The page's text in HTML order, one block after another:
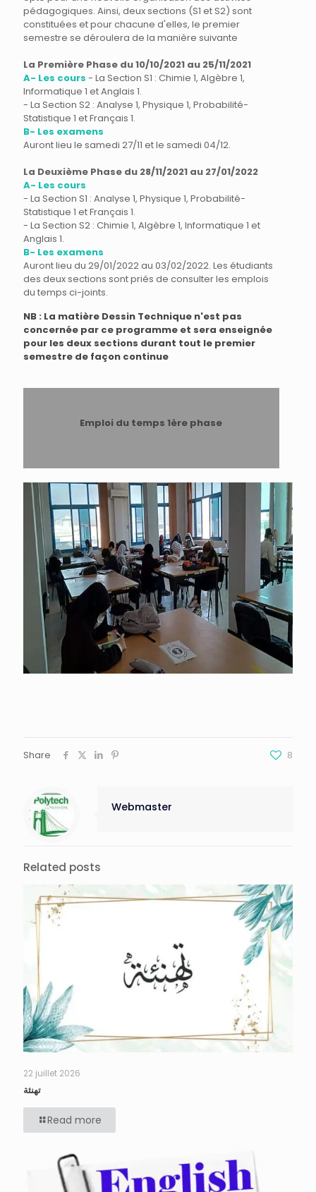
pédagogiques. Ainsi, deux sections (S1 et S2) sont
constituées et pour chacune d'elles, le premier
semestre se déroulera de la manière suivante
La Première Phase du 10/10/2021 au 25/11/2021
A- Les cours - La Section S1 : Chimie 1, Algèbre 1,
Informatique 1 et Anglais 1.
- La Section S2 : Analyse 1, Physique 1, Probabilité-
Statistique 1 et Français 1.
B- Les examens
Auront lieu le samedi 27/11 et le samedi 04/12.
La Deuxième Phase du 28/11/2021 au 27/01/2022
A- Les cours
- La Section S1 : Analyse 1, Physique 1, Probabilité-
Statistique 1 et Français 1.
- La Section S2 : Chimie 1, Algèbre 1, Informatique 1 et
Anglais 1.
B- Les examens
Auront lieu du 29/01/2022 au 03/02/2022. Les étudiants
des deux sections sont priés de consulter les emplois
du temps ci-joints.
NB : La matière Dessin Technique n'est pas
concernée par ce programme et sera enseignée
pour les deux sections durant tout le premier
semestre de façon continue
Emploi du temps 1ère phase
Share 8
Webmaster
Related posts
22 juillet 2026
تهنئة
Read more